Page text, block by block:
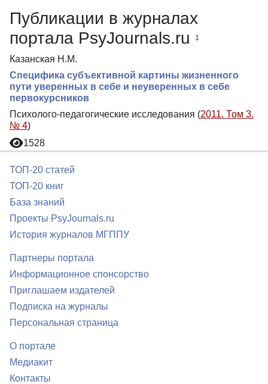
Публикации в журналах
портала PsyJournals.ru
1
Казанская Н.М.
Специфика субъективной картины жизненного
пути уверенных в себе и неуверенных в себе
первокурсников
Психолого-педагогические исследования (2011. Том 3.
№ 4)
1528
ТОП-20 статей
ТОП-20 книг
База знаний
Проекты PsyJournals.ru
История журналов МГППУ
Партнеры портала
Информационное спонсорство
Приглашаем издателей
Подписка на журналы
Персональная страница
О портале
Медиакит
Контакты